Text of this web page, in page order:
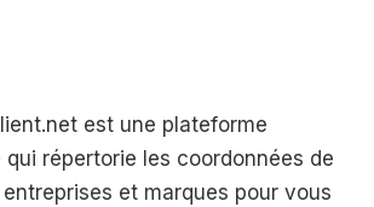
est une plateforme
qui répertorie les coordonnées de
et marques pour vous